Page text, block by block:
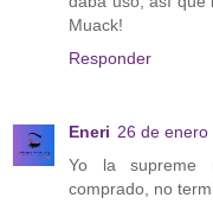
Muack!
Responder
Eneri 26 de
Yo la supreme
comprado, no